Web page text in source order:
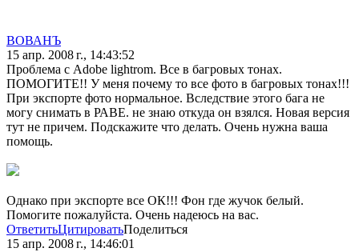
ВОВАНЪ
15 апр. 2008 г., 14:43:52
Проблема с Adobe lightrom. Все в багровых тонах.
ПОМОГИТЕ!! У меня почему то все фото в багровых тонах!!!
При экспорте фото нормальное. Вследствие этого бага не
могу снимать в РАВЕ. не знаю откуда он взялся. Новая версия
тут не причем. Подскажите что делать. Очень нужна ваша
помощь.
Однако при экспорте все ОК!!! Фон где жучок белый.
Помогите пожалуйста. Очень надеюсь на вас.
ОтветитьЦитироватьПоделиться
15 апр. 2008 г., 14:46:01